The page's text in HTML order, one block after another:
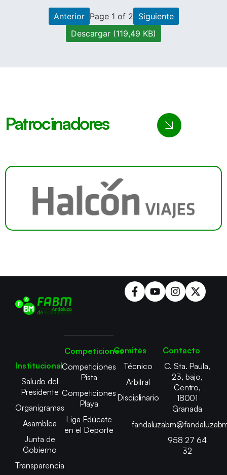
Anterior Page 1 of 2 Siguiente
Descargar (119,49 KB)
Patrocinadores
Institucional
Saludo del
Presidente
Organigramas
Asamblea
Junta de
Gobierno
Transparencia
Competiciones
Competiciones
Pista
Competiciones
Playa
Liga Edúcate
en el Deporte
Comités
Técnico
Arbitral
Disciplinario
Contacto
C. Sta. Paula,
23, bajo,
Centro,
18001
Granada
958 27 64
32